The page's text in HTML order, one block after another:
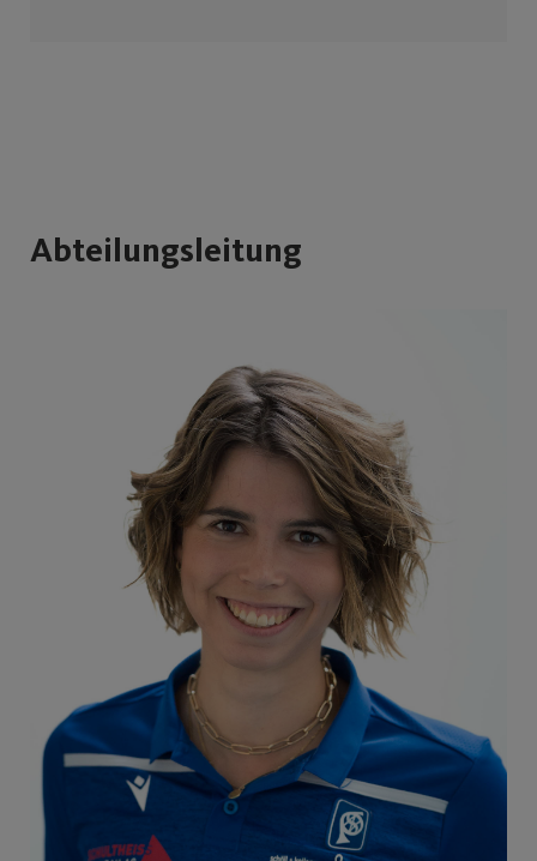
Abteilungsleitung